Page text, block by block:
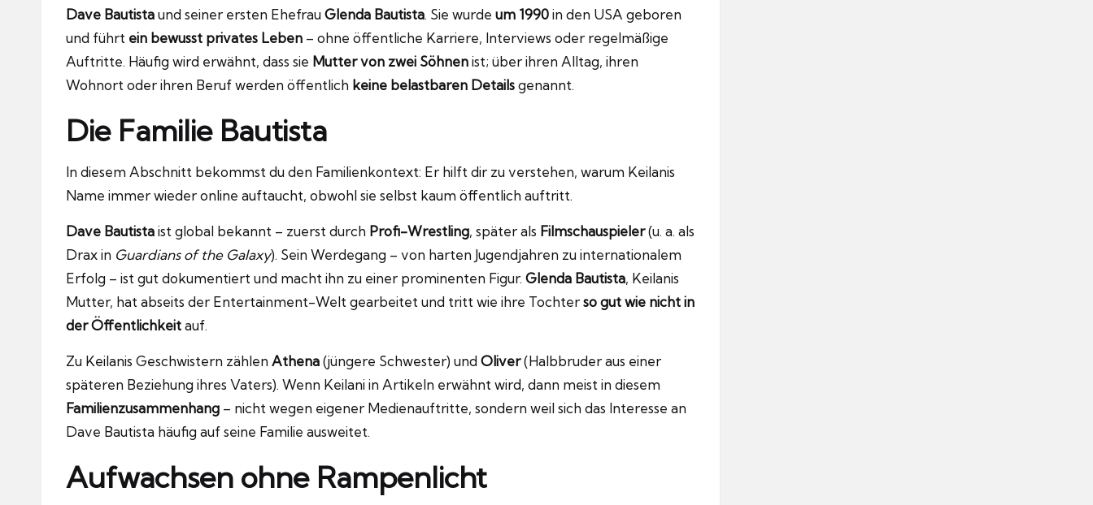
Dave Bautistaund seiner ersten Ehefrau Glenda Bautista. Sie wurde um 1990in den USA geboren
und führt ein bewusst privates Leben – ohne öffentliche Karriere, Interviews oder regelmäßige
Auftritte. Häufig wird erwähnt, dass sie Mutter von zwei Söhnenist; über ihren Alltag, ihren
Wohnort oder ihren Beruf werden öffentlich keine belastbaren Detailsgenannt.
Die Familie Bautista
In diesem Abschnitt bekommst du den Familienkontext: Er hilft dir zu verstehen, warum Keilanis
Name immer wieder online auftaucht, obwohl sie selbst kaum öffentlich auftritt.
Dave Bautistaist global bekannt – zuerst durch Profi-Wrestling, später als Filmschauspieler(u. a. als
Drax in Guardians of the Galaxy). Sein Werdegang – von harten Jugendjahren zu internationalem
Erfolg – ist gut dokumentiert und macht ihn zu einer prominenten Figur. Glenda Bautista, Keilanis
Mutter, hat abseits der Entertainment-Welt gearbeitet und tritt wie ihre Tochterso gut wie nicht in
der Öffentlichkeitauf.
Zu Keilanis Geschwistern zählen Athena(jüngere Schwester) und Oliver(Halbbruder aus einer
späteren Beziehung ihres Vaters). Wenn Keilani in Artikeln erwähnt wird, dann meist in diesem
Familienzusammenhang – nicht wegen eigener Medienauftritte, sondern weil sich das Interesse an
Dave Bautista häufig auf seine Familie ausweitet.
Aufwachsen ohne Rampenlicht